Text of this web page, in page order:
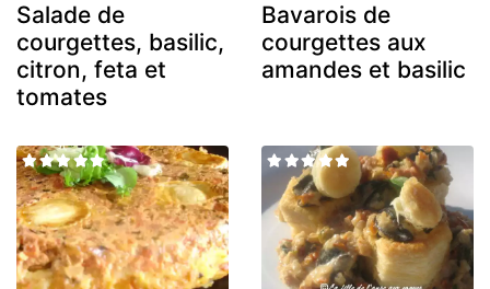
Salade de
courgettes, basilic,
citron, feta et
tomates
Bavarois de
courgettes aux
amandes et basilic